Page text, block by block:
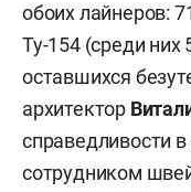
обоих лайнеров:
Ту-154 (среди них
оставшихся
архитектор
справедливости
сотрудником